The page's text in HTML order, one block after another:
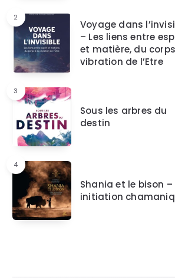
2
Voyage dans
– Les liens entre
et matière, du
vibration de l’Etre
3
Sous les arbres du
destin
4
Shania et le bison –
initiation